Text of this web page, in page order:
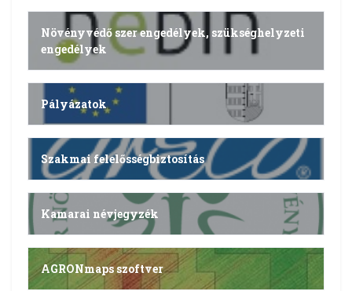
Növényvédő szer engedélyek, szükséghelyzeti
engedélyek
Pályázatok
Szakmai felelősségbiztosítás
Kamarai névjegyzék
AGRONmaps szoftver